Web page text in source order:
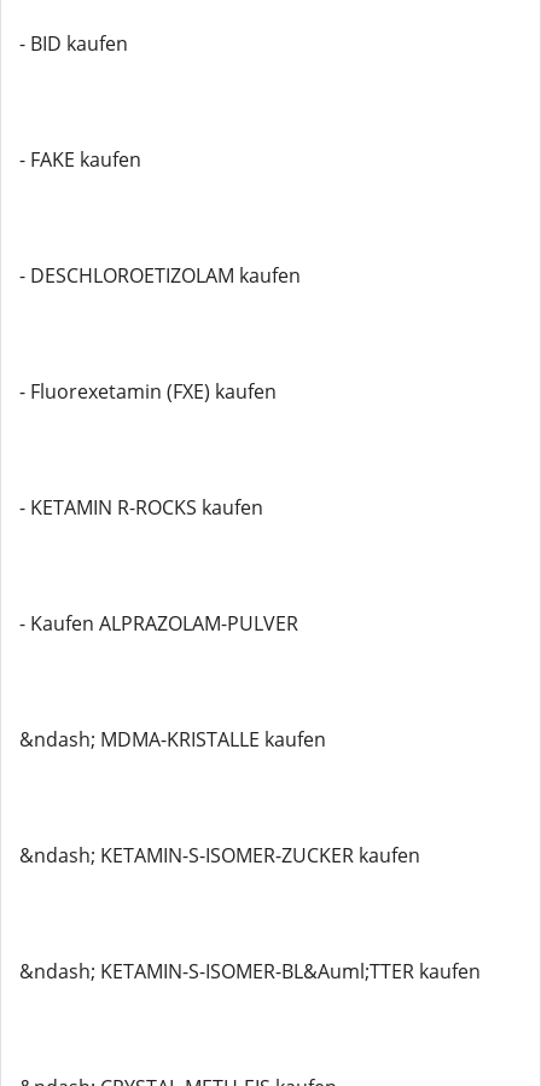
- BID kaufen
- FAKE kaufen
- DESCHLOROETIZOLAM kaufen
- Fluorexetamin (FXE) kaufen
- KETAMIN R-ROCKS kaufen
- Kaufen ALPRAZOLAM-PULVER
&ndash; MDMA-KRISTALLE kaufen
&ndash; KETAMIN-S-ISOMER-ZUCKER kaufen
&ndash; KETAMIN-S-ISOMER-BL&Auml;TTER kaufen